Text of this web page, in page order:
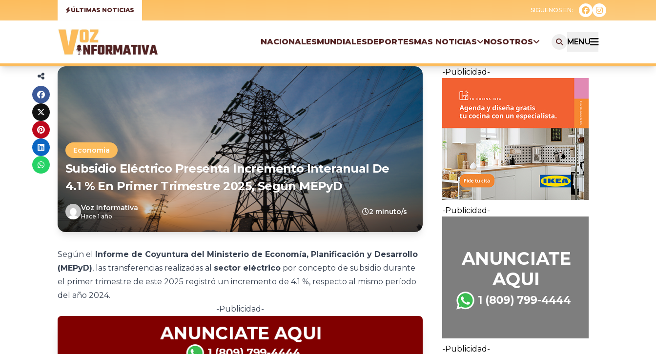
ÚLTIMAS NOTICIAS
NACIONALESMUNDIALESDEPORTESMAS NOTICIAS NOSOTROS MENU
Economia
Subsidio Eléctrico Presenta Incremento Interanual De
4.1 % En Primer Trimestre 2025, Según MEPyD
Voz Informativa
Hace 1 año
2 minuto/s
Según el Informe de Coyuntura del Ministerio de Economía, Planificación y Desarrollo
(MEPyD), las transferencias realizadas al sector eléctrico por concepto de subsidio durante
el primer trimestre de este 2025 registró un incremento de 4.1 %, respecto al mismo período
del año 2024.
-Publicidad-
-Publicidad-
-Publicidad-
-Publicidad-